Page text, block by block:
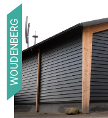
WOUDENBERG